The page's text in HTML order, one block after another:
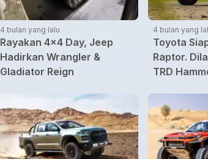
4 bulan yang lalu
Rayakan 4x4 Day, Jeep
Hadirkan Wrangler &
Gladiator Reign
4 bulan yang
Toyota
Raptor.
TRD